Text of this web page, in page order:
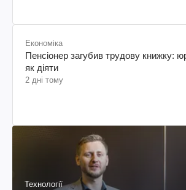
Економіка
Пенсіонер загубив трудову книжку:
як діяти
2 дні тому
Технології